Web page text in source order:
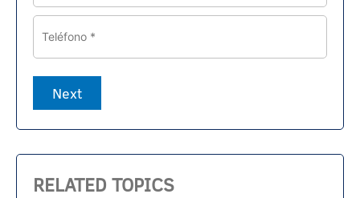
Next
RELATED TOPICS